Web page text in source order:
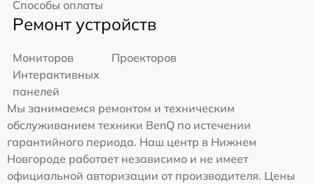
Способы оплаты
Ремонт устройств
Мониторов
Проекторов
Интерактивных
панелей
Мы занимаемся ремонтом и техническим
обслуживанием техники BenQ по истечении
гарантийного периода. Наш центр в Нижнем
Новгороде работает независимо и не имеет
официальной авторизации от производителя. Цены